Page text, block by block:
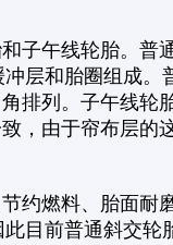
午线轮胎。普
层和胎圈组成。
排列。子午线轮
，由于帘布层的
燃料、胎面耐
目前普通斜交轮